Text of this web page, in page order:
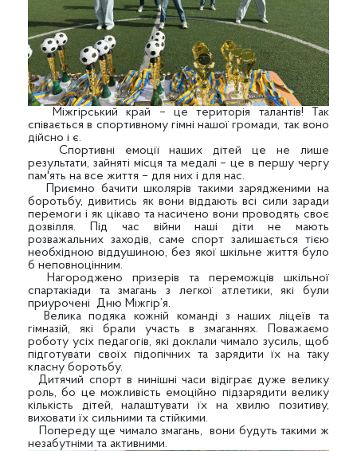
Міжгірський край – це територія талантів! Так
співається в спортивному гімні нашої громади, так воно
дійсно і є.
Спортивні емоції наших дітей це не лише
результати, зайняті місця та медалі – це в першу чергу
пам'ять на все життя – для них і для нас.
Приємно бачити школярів такими зарядженими на
боротьбу, дивитись як вони віддають всі сили заради
перемоги і як цікаво та насичено вони проводять своє
дозвілля. Під час війни наші діти не мають
розважальних заходів, саме спорт залишається тією
необхідною віддушиною, без якої шкільне життя було
б неповноцінним.
Нагороджено призерів та переможців шкільної
спартакіади та змагань з легкої атлетики, які були
приурочені Дню Міжгір’я.
Велика подяка кожній команді з наших ліцеїв та
гімназій, які брали участь в змаганнях. Поважаємо
роботу усіх педагогів, які доклали чимало зусиль, щоб
підготувати своїх підопічних та зарядити їх на таку
класну боротьбу.
Дитячий спорт в нинішні часи відіграє дуже велику
роль, бо це можливість емоційно підзарядити велику
кількість дітей, налаштувати їх на хвилю позитиву,
виховати їх сильними та стійкими.
Попереду ще чимало змагань, вони будуть такими ж
незабутніми та активними.